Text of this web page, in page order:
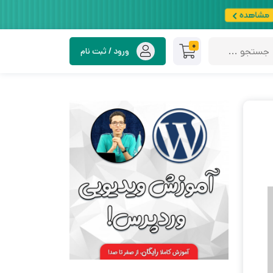
0 ورود / ثبت نام